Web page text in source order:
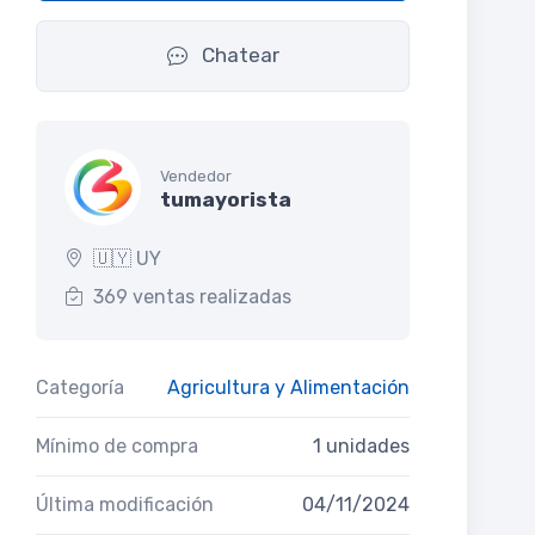
Chatear
Vendedor
tumayorista
🇺🇾 UY
369 ventas realizadas
Categoría Agricultura y Alimentación
Mínimo de compra 1 unidades
Última modificación 04/11/2024